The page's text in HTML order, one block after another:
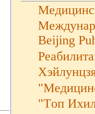
Beijing
"Tоп